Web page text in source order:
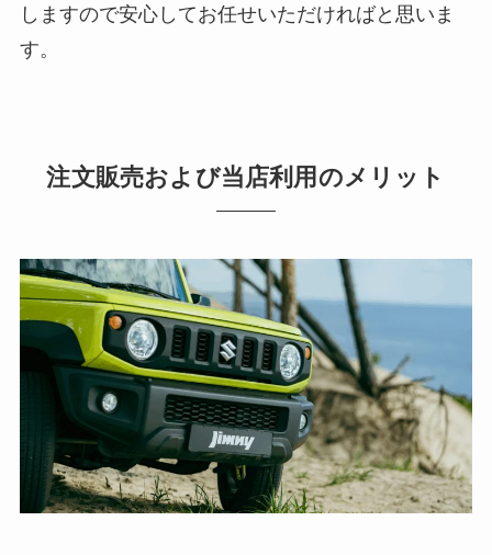
しますので安心してお任せいただければと思いま
す。
注文販売および当店利用のメリット